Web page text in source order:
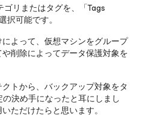
ゴリまたはタグを、「Tags
可能です。
よって、仮想マシンをグループ
削除によってデータ保護対象を
トから、バックアップ対象をタ
決め手になったと耳にしまし
ただけたらと思います。